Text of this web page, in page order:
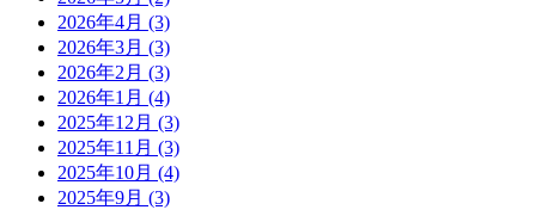
2026年4月 (3)
2026年3月 (3)
2026年2月 (3)
2026年1月 (4)
2025年12月 (3)
2025年11月 (3)
2025年10月 (4)
2025年9月 (3)